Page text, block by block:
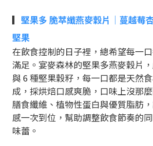
▎ 堅果多 脆萃纖燕麥穀片｜蔓越莓
堅果
在飲食控制的日子裡，總希望每一
滿足。宴麥森林的堅果多燕麥穀片
與 6 種堅果穀籽，每一口都是天然
成，採烘焙口感爽脆，口味上沒那
膳食纖維、植物性蛋白與優質脂肪
感一次到位，幫助調整飲食節奏的
味蕾。